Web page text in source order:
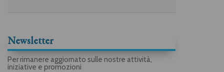
Newsletter
Per rimanere aggiornato sulle nostre attività,
iniziative e promozioni